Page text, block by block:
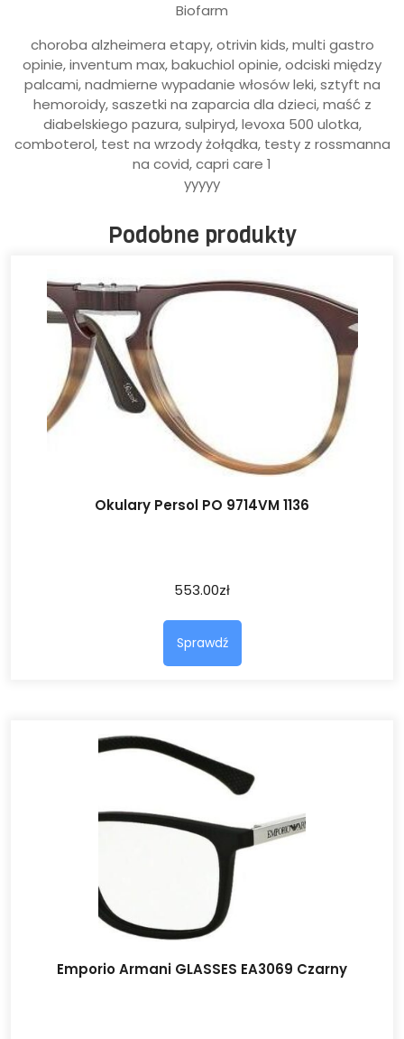
Biofarm
choroba alzheimera etapy, otrivin kids, multi gastro
opinie, inventum max, bakuchiol opinie, odciski między
palcami, nadmierne wypadanie włosów leki, sztyft na
hemoroidy, saszetki na zaparcia dla dzieci, maść z
diabelskiego pazura, sulpiryd, levoxa 500 ulotka,
comboterol, test na wrzody żołądka, testy z rossmanna
na covid, capri care 1
yyyyy
Podobne produkty
Okulary Persol PO 9714VM 1136
553.00zł
Sprawdź
Emporio Armani GLASSES EA3069 Czarny